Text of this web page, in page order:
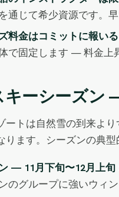
通じて希少資源です。早
料金はコミットに報いる
で固定します — 料金上
キーシーズン
ートは自然雪の到来よ
ります。シーズンの典
— 11月下旬〜12月上旬
のグループに強いウィン